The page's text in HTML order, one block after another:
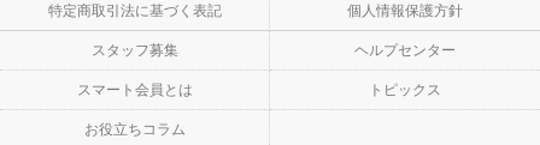
特定商取引法に基づく表記 個人情報保護方針
スタッフ募集 ヘルプセンター
スマート会員とは トピックス
お役立ちコラム